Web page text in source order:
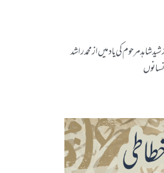
مرحوم کی یاد میں از محمد راشد